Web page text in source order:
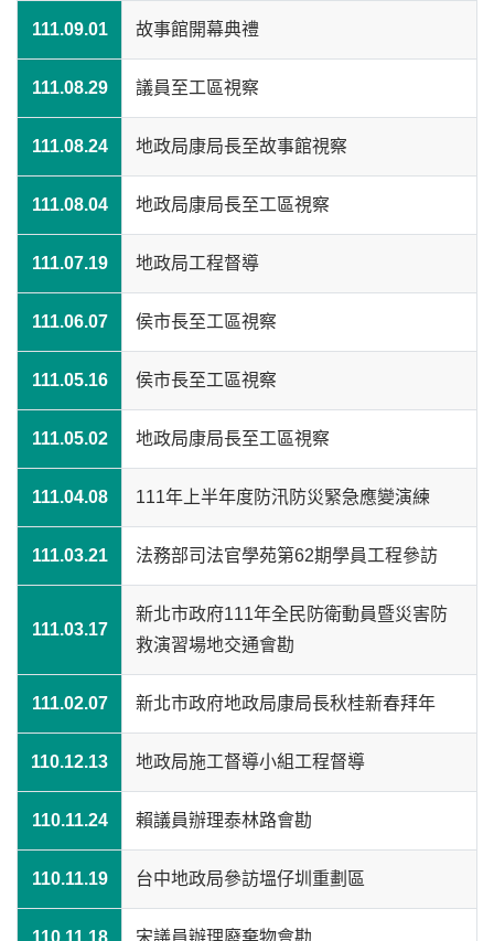
111.09.01 故事館開幕典禮
111.08.29 議員至工區視察
111.08.24 地政局康局長至故事館視察
111.08.04 地政局康局長至工區視察
111.07.19 地政局工程督導
111.06.07 侯市長至工區視察
111.05.16 侯市長至工區視察
111.05.02 地政局康局長至工區視察
111.04.08 111年上半年度防汛防災緊急應變演練
111.03.21 法務部司法官學苑第62期學員工程參訪
111.03.17
新北市政府111年全民防衛動員暨災害防
救演習場地交通會勘
111.02.07 新北市政府地政局康局長秋桂新春拜年
110.12.13 地政局施工督導小組工程督導
110.11.24 賴議員辦理泰林路會勘
110.11.19 台中地政局參訪塭仔圳重劃區
110.11.18 宋議員辦理廢棄物會勘